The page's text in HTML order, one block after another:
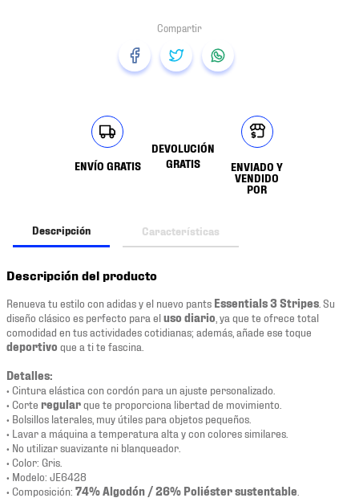
ENVÍO GRATIS
DEVOLUCIÓN
GRATIS
ENVIADO Y
VENDIDO
POR
Descripción Características
Descripción del producto
Renueva tu estilo con adidas y el nuevo pants Essentials 3 Stripes . Su
diseño clásico es perfecto para eluso diario , ya que te ofrece total
comodidad en tus actividades cotidianas; además, añade ese toque
deportivo que a ti te fascina.
Detalles:
• Cintura elástica con cordón para un ajuste personalizado.
• Corte regularque te proporciona libertad de movimiento.
• Bolsillos laterales, muy útiles para objetos pequeños.
• Lavar a máquina a temperatura alta y con colores similares.
• No utilizar suavizante ni blanqueador.
• Color: Gris.
• Modelo: JE6428
• Composición: 74% Algodón / 26% Poliéster sustentable